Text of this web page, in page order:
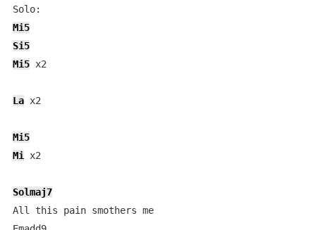
Mi5
Si5
Mi5 x2
La x2
Mi5
Mi
x2
Solmaj7
All this pain smothers me